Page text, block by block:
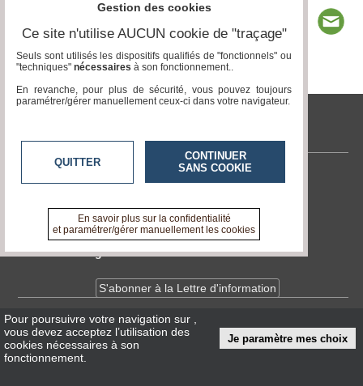
tvlocale.fr
Contactez-nous
A propos de tvlocale.fr
Devenir délégué
S'abonner à la Lettre d'information
InfosCNIL/RGPD
Conditions Générales d'Utilisation
Pour poursuivre votre navigation sur
vous devez acceptez l’utilisation des
cookies nécessaires à son
fonctionnement.
Je paramètre mes choix
Gestion des cookies
Ce site n'utilise AUCUN cookie de "traçage"
Seuls sont utilisés les dispositifs qualifiés de "fonctionnels" ou
"techniques" nécessaires à son fonctionnement..
En revanche, pour plus de sécurité, vous pouvez toujours
paramétrer/gérer manuellement ceux-ci dans votre navigateur.
QUITTER
CONTINUER
SANS COOKIE
En savoir plus sur la confidentialité
et paramétrer/gérer manuellement les cookies